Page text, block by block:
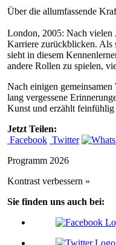
Über die allumfassende
London, 2005: Nach vielen
Karriere zurückblicken. Als
sieht in diesem
andere Rollen zu spielen,
Nach einigen
lang vergessene
Kunst und erzählt
Jetzt Teilen:
Facebook Twitter
Programm 2026
Kontrast verbessern »
Sie finden uns auch bei: